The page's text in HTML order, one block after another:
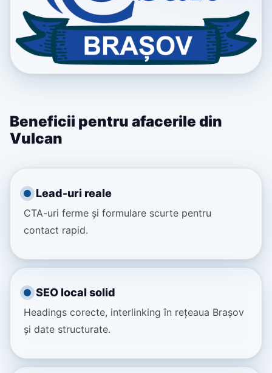
Beneficii pentru afacerile din
Vulcan
Lead-uri reale
CTA-uri ferme și formulare scurte pentru
contact rapid.
SEO local solid
Headings corecte, interlinking în rețeaua Brașov
și date structurate.